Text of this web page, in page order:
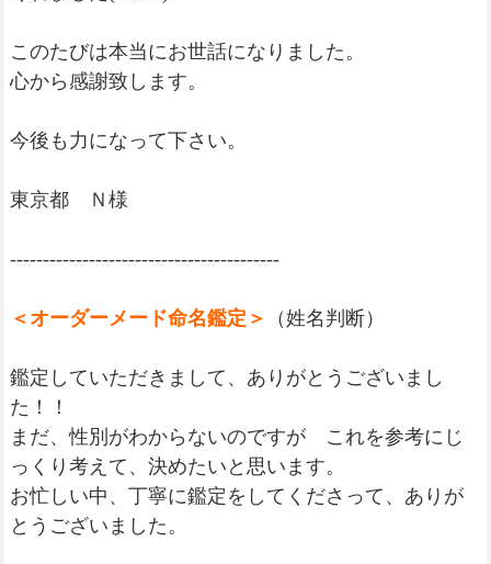
このたびは本当にお世話になりました。
心から感謝致します。
今後も力になって下さい。
東京都 Ｎ様
-----------------------------------------
＜オーダーメード命名鑑定＞ （姓名判断）
鑑定していただきまして、ありがとうございまし
た！！
まだ、性別がわからないのですが これを参考にじ
っくり考えて、決めたいと思います。
お忙しい中、丁寧に鑑定をしてくださって、ありが
とうございました。